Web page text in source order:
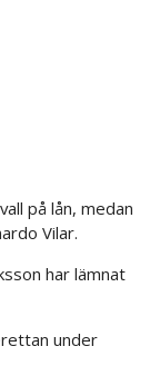
på lån, medan
Vilar.
har lämnat
under